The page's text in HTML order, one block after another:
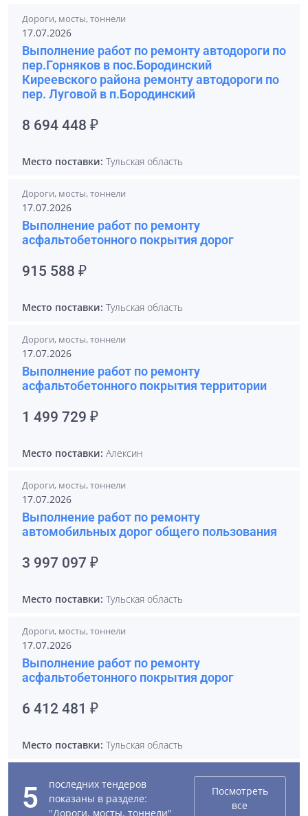
Дороги, мосты, тоннели
17.07.2026
Выполнение работ по ремонту автодороги по
пер.Горняков в пос.Бородинский
Киреевского района ремонту автодороги по
пер. Луговой в п.Бородинский
8 694 448 ₽
Место поставки: Тульская область
Дороги, мосты, тоннели
17.07.2026
Выполнение работ по ремонту
асфальтобетонного покрытия дорог
915 588 ₽
Место поставки: Тульская область
Дороги, мосты, тоннели
17.07.2026
Выполнение работ по ремонту
асфальтобетонного покрытия территории
1 499 729 ₽
Место поставки: Алексин
Дороги, мосты, тоннели
17.07.2026
Выполнение работ по ремонту
автомобильных дорог общего пользования
3 997 097 ₽
Место поставки: Тульская область
Дороги, мосты, тоннели
17.07.2026
Выполнение работ по ремонту
асфальтобетонного покрытия дорог
6 412 481 ₽
Место поставки: Тульская область
5
последних тендеров
показаны в разделе:
"Дороги, мосты, тоннели"
Посмотреть
все